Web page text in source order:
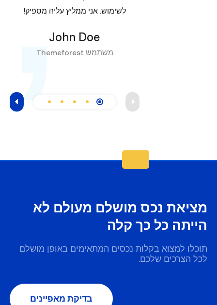
לשימוש. אני ממליץ עליה מספיק!
John Doe
משתמש Themeforest
מציאת נכס מושלם מעולם לא
הייתה כל כך קלה
תוכלו למצוא בקלות נכסים המתאימים באופן מושלם
לכל הצרכים שלכם.
בדיקת מאפיינים